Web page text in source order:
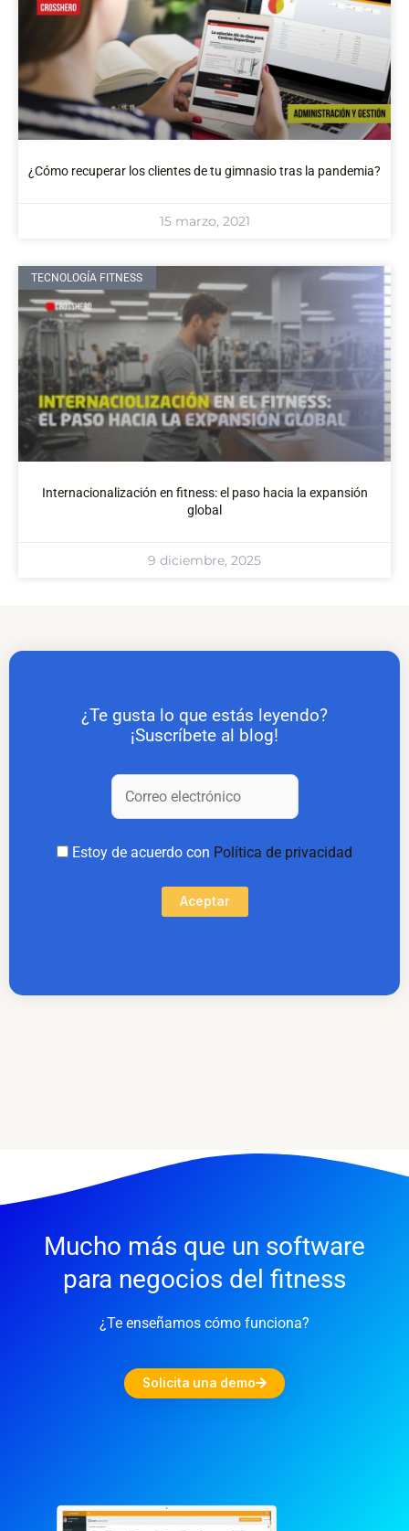
¿Cómo recuperar los clientes de tu gimnasio tras la pandemia?
15 marzo, 2021
TECNOLOGÍA FITNESS
Internacionalización en fitness: el paso hacia la expansión
global
9 diciembre, 2025
¿Te gusta lo que estás leyendo?
¡Suscríbete al blog!
Estoy de acuerdo con Política de privacidad
Aceptar
Mucho más que un software
para negocios del fitness
¿Te enseñamos cómo funciona?
Solicita una demo